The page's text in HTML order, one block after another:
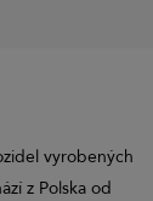
vyrobených
z Polska od